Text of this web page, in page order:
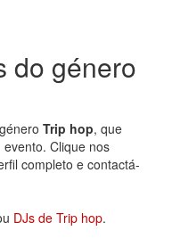
do género
Trip hop, que
Clique nos
completo e contactá-
DJs de Trip hop.